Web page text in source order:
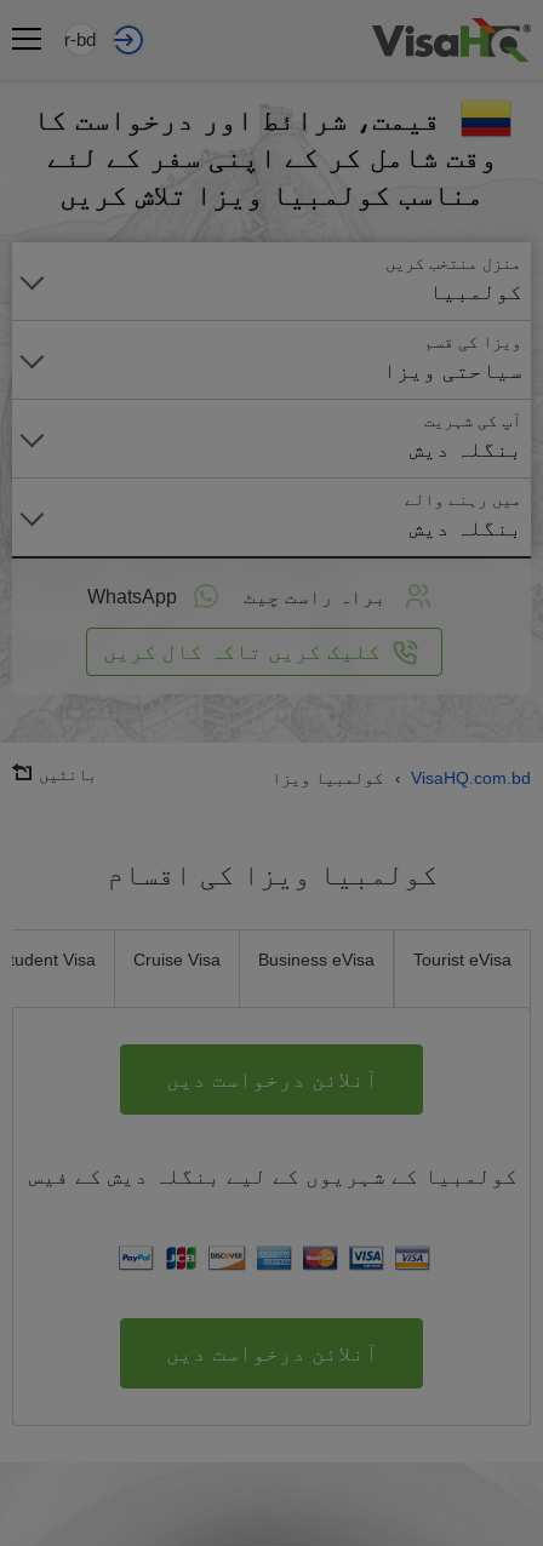
ur-bd
قیمت، شرائط اور درخواست کا
وقت شامل کر کے اپنی سفر کے لئے
مناسب کولمبیا ویزا تلاش کریں
منزل منتخب کریں
کولمبیا
ویزا کی قسم
سیاحتی ویزا
آپ کی شہریت
بنگلہ دیش
میں رہنے والے
بنگلہ دیش
براہ راست چیٹ WhatsApp
کلیک کریں تاکہ کال کریں
VisaHQ.com.bd
› کولمبیا ویزا بانٹیں
کولمبیا ویزا کی اقسام
Tourist eVisa
Business eVisa
Cruise Visa
Student Visa
آنلائن درخواست دیں
کولمبیا کے شہریوں کے لیے بنگلہ دیش کے فیس
آنلائن درخواست دیں